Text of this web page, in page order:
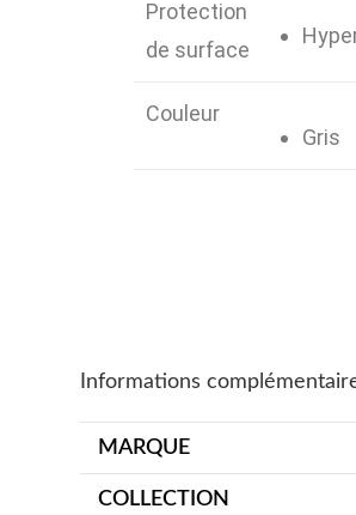
Protection
de surface
Couleur
Gris
Informations
MARQUE
COLLECTION